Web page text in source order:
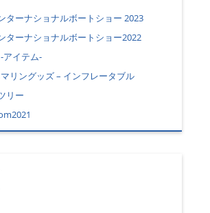
ターナショナルボートショー 2023
ターナショナルボートショー2022
アイテム-
リングッズ – インフレータブル
リー